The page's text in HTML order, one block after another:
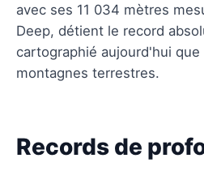
Explorations scientifiques
Questions fréquentes
avec ses 11 034 mètres
Deep, détient le record
cartographié aujourd'hui
montagnes terrestres.
Records de